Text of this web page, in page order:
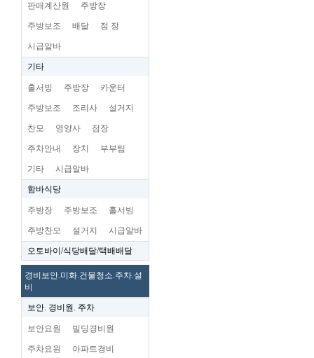
판매계산원 주방장
주방보조 배달 점 장
시급알바
기타
홀서빙 주방장 카운터
주방보조 조리사 설거지
찬모 영양사 점장
주차안내 장치 부부팀
기타 시급알바
함바식당
주방장 주방보조 홀서빙
주방찬모 설거지 시급알바
오토바이/식당배달/택배배달
경비보안.미화.건물청소.주차.설
비
보안. 경비원. 주차
보안요원 빌딩경비원
주차요원 아파트경비